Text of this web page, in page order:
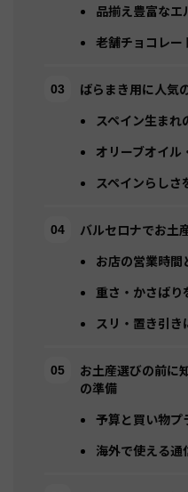
品揃え豊富なエ
老舗チョコレー
ばらまき用に人気
スペイン生まれ
オリーブオイル
スペインらし
バルセロナでお土
お店の営業時間
重さ・かさばり
スリ・置き引き
お土産選びの前に
の準備
予算と買い物プ
海外で使える通